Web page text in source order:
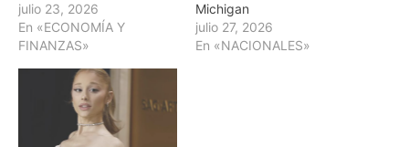
julio 23, 2026
En «ECONOMÍA Y
FINANZAS»
Michigan
julio 27, 2026
En «NACIONALES»